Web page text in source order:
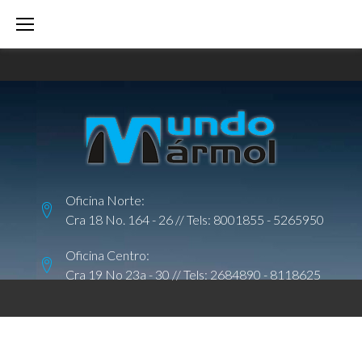
p
n
Oficina Norte:
Cra 18 No. 164 - 26 // Tels: 8001855 - 5265950
Oficina Centro:
Cra 19 No 23a - 30 // Tels: 2684890 - 8118625